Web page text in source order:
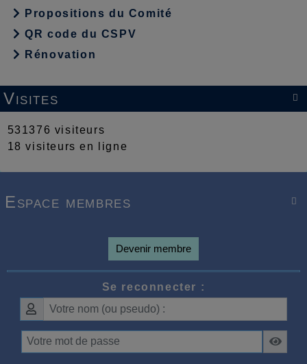
Propositions du Comité
QR code du CSPV
Rénovation

Visites
531376 visiteurs
18 visiteurs en ligne

Espace membres
Devenir membre
Se reconnecter :